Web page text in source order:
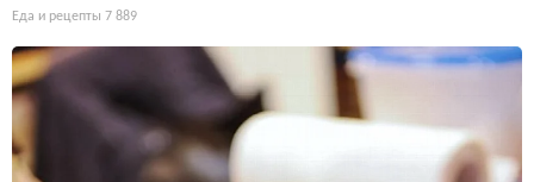
Еда и рецепты 7 889